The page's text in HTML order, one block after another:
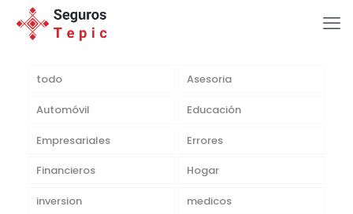
todo Asesoria
Automóvil Educación
Empresariales Errores
Financieros Hogar
inversion medicos